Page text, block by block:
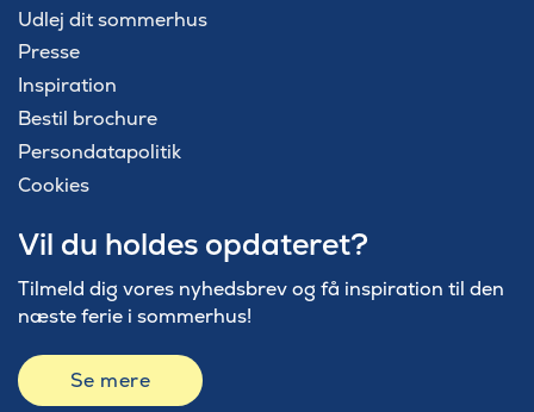
Udlej dit sommerhus
Presse
Inspiration
Bestil brochure
Persondatapolitik
Cookies
Vil du holdes opdateret?
Tilmeld dig vores nyhedsbrev og få inspiration til den
næste ferie i sommerhus!
Se mere